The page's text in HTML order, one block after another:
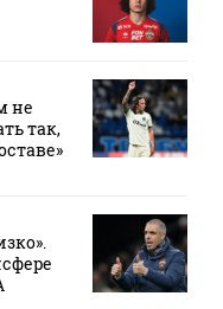
не
так,